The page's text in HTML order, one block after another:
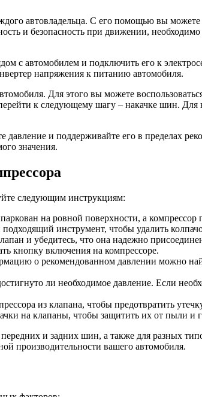
автовладельца. С его помощью вы
и безопасность при движении,
с автомобилем и подключить его к
напряжения к питанию автомобиля.
Для этого вы можете
к следующему шагу – накачке шин. Для
и поддерживайте его в пределах
значения.
следующим инструкциям:
на ровной поверхности, а
инструмент, чтобы удалить
и убедитесь, что она надежно
кнопку включения на компрессоре.
о рекомендованном давлении можно
ли необходимое давление. Если
из клапана, чтобы предотвратить
на клапаны, чтобы защитить их от пыли и
и задних шин, а также для разных
производительности вашего автомобиля.